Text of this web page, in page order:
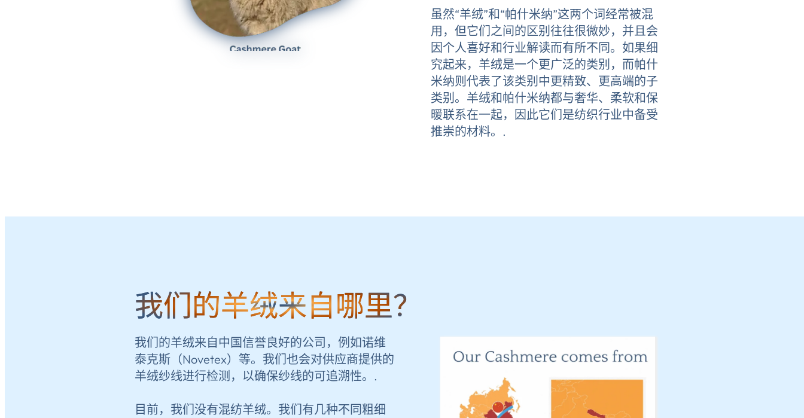
虽然“羊绒”和“帕什米纳”这两个词经常被混
用，但它们之间的区别往往很微妙，并且会
因个人喜好和行业解读而有所不同。如果细
究起来，羊绒是一个更广泛的类别，而帕什
米纳则代表了该类别中更精致、更高端的子
类别。羊绒和帕什米纳都与奢华、柔软和保
暖联系在一起，因此它们是纺织行业中备受
推崇的材料。.
我们的羊绒来自哪里？
我们的羊绒来自中国信誉良好的公司，例如诺维
泰克斯（Novetex）等。我们也会对供应商提供的
羊绒纱线进行检测，以确保纱线的可追溯性。.
目前，我们没有混纺羊绒。我们有几种不同粗细